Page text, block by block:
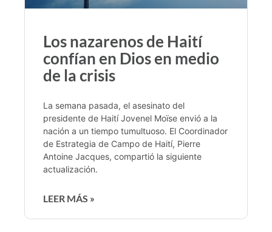
Los nazarenos de Haití
confían en Dios en medio
de la crisis
La semana pasada, el asesinato del
presidente de Haití Jovenel Moïse envió a la
nación a un tiempo tumultuoso. El Coordinador
de Estrategia de Campo de Haití, Pierre
Antoine Jacques, compartió la siguiente
actualización.
LEER MÁS »